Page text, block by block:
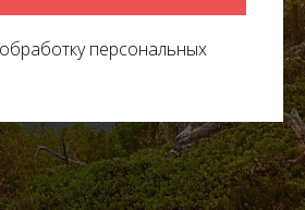
персональных